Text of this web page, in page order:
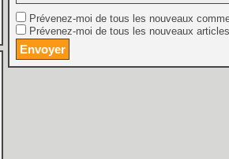
Prévenez-moi de tous les nouveaux
Prévenez-moi de tous les nouveaux